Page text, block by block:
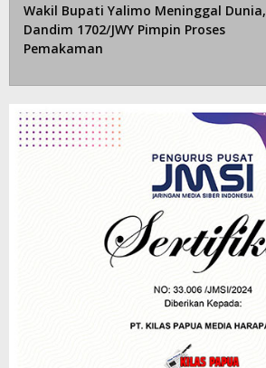
Wakil Bupati Yalimo Meninggal Dunia,
Dandim 1702/JWY Pimpin Proses
Pemakaman